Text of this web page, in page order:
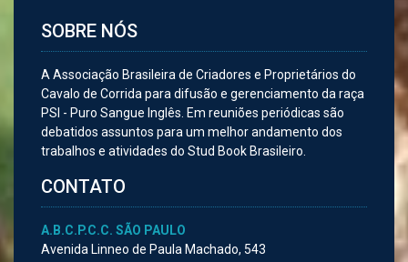
SOBRE NÓS
A Associação Brasileira de Criadores e Proprietários do
Cavalo de Corrida para difusão e gerenciamento da raça
PSI - Puro Sangue Inglês. Em reuniões periódicas são
debatidos assuntos para um melhor andamento dos
trabalhos e atividades do Stud Book Brasileiro.
CONTATO
A.B.C.P.C.C. SÃO PAULO
Avenida Linneo de Paula Machado, 543